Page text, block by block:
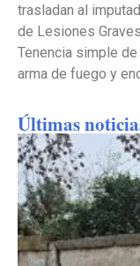
trasladan al
de Lesiones
Tenencia simple
arma de fuego y
Últimas